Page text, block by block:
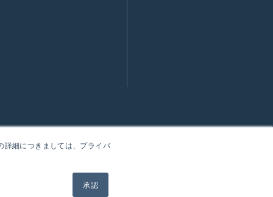
詳細につきましては、プライバ
承認